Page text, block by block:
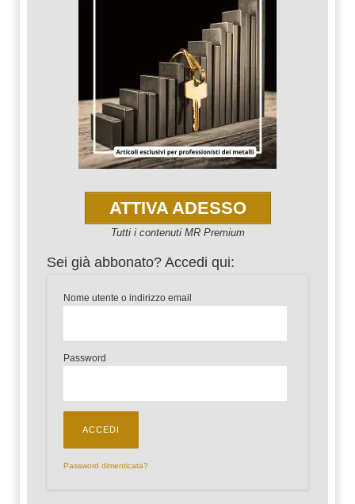
ATTIVA ADESSO
Tutti i contenuti MR Premium
Sei già abbonato? Accedi qui:
Nome utente o indirizzo email
Password
Password dimenticata?